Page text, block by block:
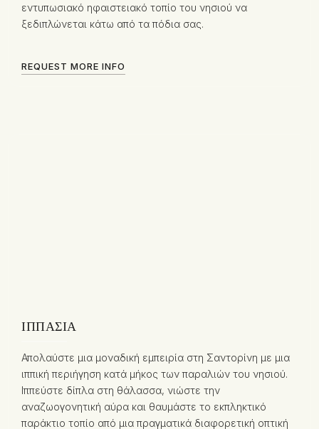
εντυπωσιακό ηφαιστειακό τοπίο του νησιού να
ξεδιπλώνεται κάτω από τα πόδια σας.
REQUEST MORE INFO
ΙΠΠΑΣΊΑ
Απολαύστε μια μοναδική εμπειρία στη Σαντορίνη με μια
ιππική περιήγηση κατά μήκος των παραλιών του νησιού.
Ιππεύστε δίπλα στη θάλασσα, νιώστε την
αναζωογονητική αύρα και θαυμάστε το εκπληκτικό
παράκτιο τοπίο από μια πραγματικά διαφορετική οπτική